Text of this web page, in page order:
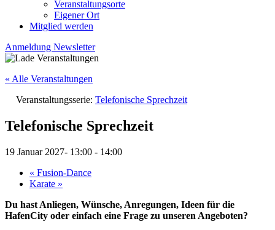
Veranstaltungsorte
Eigener Ort
Mitglied werden
Anmeldung Newsletter
« Alle Veranstaltungen
Veranstaltungsserie: Telefonische Sprechzeit
Telefonische Sprechzeit
19 Januar 2027- 13:00 - 14:00
« Fusion-Dance
Karate »
Du hast Anliegen, Wünsche, Anregungen, Ideen für die
HafenCity oder einfach eine Frage zu unseren Angeboten?